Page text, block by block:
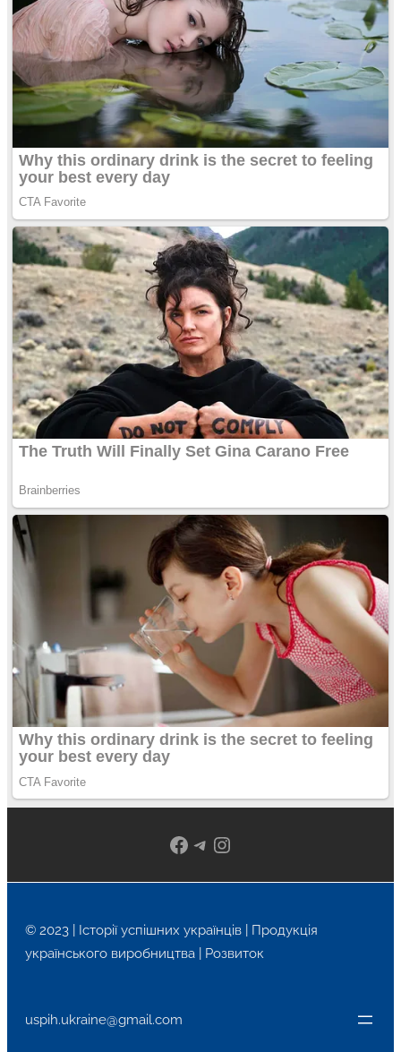
Facebook
Telegram
Instagram
© 2023 | Історії успішних українців | Продукція
українського виробництва | Розвиток
uspih.ukraine@gmail.com